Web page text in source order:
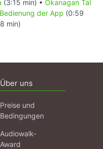
(3:15 min) • Okanagan Tal
Bedienung der App (0:59
min)
Über uns
Preise und
Bedingungen
Audiowalk-
Award